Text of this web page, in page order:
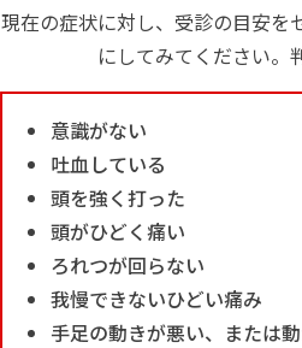
現在の症状に対し、受診の目安を
にしてみてください。
意識がない
吐血している
頭を強く打った
頭がひどく痛い
ろれつが回らない
我慢できないひどい痛み
手足の動きが悪い、または